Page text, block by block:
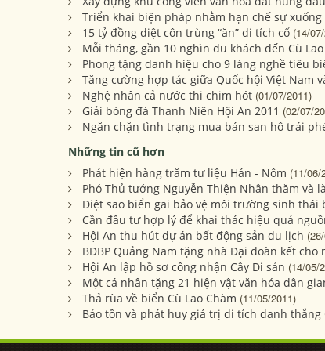
Triển khai biện pháp nhằm hạn chế sự
15 tỷ đồng diệt côn trùng “ăn” di tích cổ (14/
Mỗi tháng, gần 10 nghìn du khách đến Cù
Phong tặng danh hiệu cho 9 làng nghề tiêu
Tăng cường hợp tác giữa Quốc hội Việt Nam
Nghệ nhân cả nước thi chim hót (01/07/2011)
Giải bóng đá Thanh Niên Hội An 2011 (02/07/
Ngăn chặn tình trạng mua bán san hô trái
Những tin cũ hơn
Phát hiện hàng trăm tư liệu Hán - Nôm (11/06/
Phó Thủ tướng Nguyễn Thiện Nhân thăm và
Diệt sao biển gai bảo vệ môi trường sinh thái
Cần đầu tư hợp lý để khai thác hiệu quả
Hội An thu hút dự án bất động sản du lịch
BĐBP Quảng Nam tặng nhà Đại đoàn kết cho
Hội An lập hồ sơ công nhận Cây Di sản (14/05/
Một cá nhân tặng 21 hiện vật văn hóa dân
Thả rùa về biển Cù Lao Chàm (11/05/2011)
Bảo tồn và phát huy giá trị di tích danh thắng